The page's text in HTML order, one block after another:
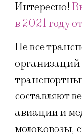
Интересно!
в 2021 году
Не все
составляют
авиации и
молоковозы,